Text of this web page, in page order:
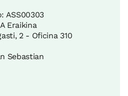
ASS00303
Eraikina
2 - Oficina 310
Sebastian